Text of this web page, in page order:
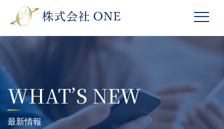
WHAT’S NEW
最新情報